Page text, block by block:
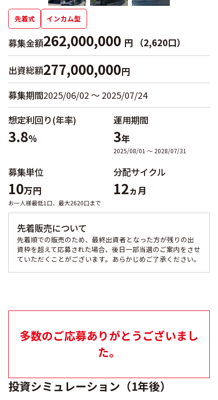
先着式 インカム型
募集金額262,000,000 円 （2,620口）
出資総額277,000,000円
募集期間2025/06/02 〜 2025/07/24
想定利回り(年率)
3.8%
運用期間
3年
2025/08/01 〜 2028/07/31
募集単位
10万円
お一人様最低1口、最大2620口まで
分配サイクル
12ヵ月
先着販売について
先着順での販売のため、最終出資者となった方が残りの出
資枠を超えて応募された場合、後日一部当選のご案内をさせ
ていただくことがございます。あらかじめご了承ください。
投資シミュレーション（1年後）
多数のご応募ありがとうございまし
た。